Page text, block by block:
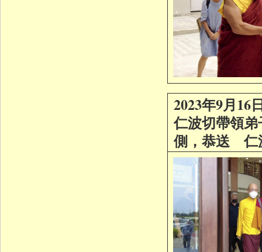
2023年9月16
仁波切帶領
側，恭送 仁